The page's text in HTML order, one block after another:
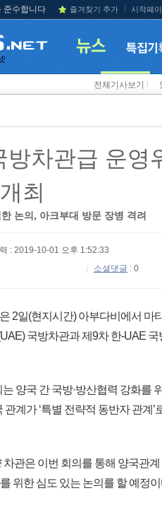
준수합니다 즐겨찾기 추가 시작페
전체기사보기
방차관급 운영
최
논의, 아크부대 방문 장병 격려
: 2019-10-01 오후 1:52:33
소셜댓글 : 0
2일(현지시간) 아부다비에서 마
국방차관과 제9차 한-UAE
양국 간 국방·방산협력 강화를
관계가 ‘특별 전략적 동반자 관계
관은 이번 회의를 통해 양국관
위한 심도 있는 논의를 할 예정